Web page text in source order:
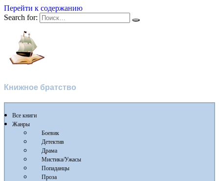
Перейти к содержанию
Search for:
Книжное братство
Все книги
Жанры
Боевик
Детектив
Драма
Мистика/Ужасы
Попаданцы
Проза